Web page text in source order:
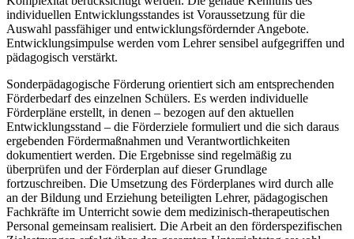
individuellen Entwicklungsstandes ist Voraussetzung für die
Auswahl passfähiger und entwicklungsfördernder Angebote.
Entwicklungsimpulse werden vom Lehrer sensibel aufgegriffen und
pädagogisch verstärkt.
Sonderpädagogische Förderung orientiert sich am entsprechenden
Förderbedarf des einzelnen Schülers. Es werden individuelle
Förderpläne erstellt, in denen – bezogen auf den aktuellen
Entwicklungsstand – die Förderziele formuliert und die sich daraus
ergebenden Fördermaßnahmen und Verantwortlichkeiten
dokumentiert werden. Die Ergebnisse sind regelmäßig zu
überprüfen und der Förderplan auf dieser Grundlage
fortzuschreiben. Die Umsetzung des Förderplanes wird durch alle
an der Bildung und Erziehung beteiligten Lehrer, pädagogischen
Fachkräfte im Unterricht sowie dem medizinisch-therapeutischen
Personal gemeinsam realisiert. Die Arbeit an den förderspezifischen